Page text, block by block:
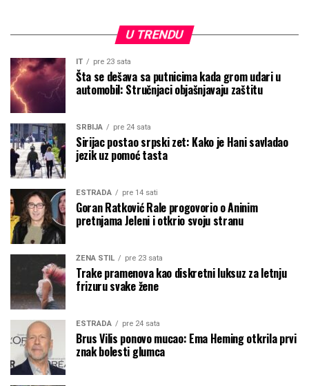
U TRENDU
IT pre 23 sata
Šta se dešava sa putnicima kada grom udari u
automobil: Stručnjaci objašnjavaju zaštitu
SRBIJA pre 24 sata
Sirijac postao srpski zet: Kako je Hani savladao
jezik uz pomoć tasta
ESTRADA pre 14 sati
Goran Ratković Rale progovorio o Aninim
pretnjama Jeleni i otkrio svoju stranu
ŽENA STIL pre 23 sata
Trake pramenova kao diskretni luksuz za letnju
frizuru svake žene
ESTRADA pre 24 sata
Brus Vilis ponovo mucao: Ema Heming otkrila prvi
znak bolesti glumca